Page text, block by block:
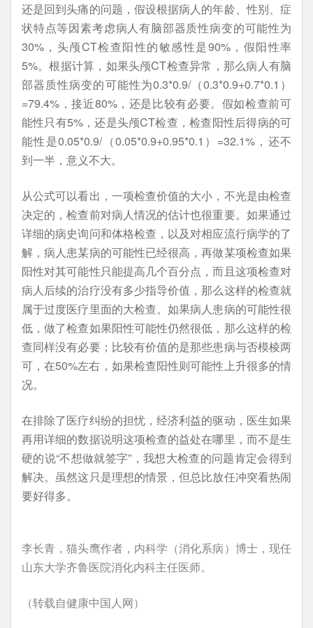
还是回到头痛的问题，假设根据病人的年龄、性别、症
状特点等因素考虑病人有脑部器质性病变的可能性为
30%，头颅CT检查阳性的敏感性是90%，假阳性率
5%。根据计算，如果头颅CT检查异常，那么病人有脑
部器质性病变的可能性为0.3*0.9/（0.3*0.9+0.7*0.1）
=79.4%，接近80%，还是比较有必要。假如检查前可
能性只有5%，还是头颅CT检查，检查阳性后得病的可
能性是0.05*0.9/（0.05*0.9+0.95*0.1）=32.1%，还不
到一半，意义不大。
从公式可以看出，一项检查价值的大小，不光是由检查
决定的，检查前对病人情况的估计也很重要。如果通过
详细的病史询问和体格检查，以及对相应流行病学的了
解，病人患某病的可能性已经很高，再做某项检查如果
阳性对其可能性只能提高几个百分点，而且这项检查对
病人后续的治疗没有多少指导价值，那么这样的检查就
属于过度医疗里面的大检查。如果病人患病的可能性很
低，做了检查如果阳性可能性仍然很低，那么这样的检
查同样没有必要；比较有价值的是那些患病与否模棱两
可，在50%左右，如果检查阳性则可能性上升很多的情
况。
在排除了医疗纠纷的担忧，经济利益的驱动，医生如果
再用详细的数据说明这项检查的益处在哪里，而不是生
硬的说“不想做就签字”，我想大检查的问题肯定会得到
解决。虽然这只是理想的情景，但总比放任冲突看热闹
要好得多。
李长青，猫头鹰作者，内科学（消化系病）博士，现任
山东大学齐鲁医院消化内科主任医师。
（转载自健康中国人网）